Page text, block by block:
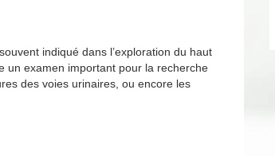
indiqué dans l’exploration du haut
un examen important pour la recherche
des voies urinaires, ou encore les